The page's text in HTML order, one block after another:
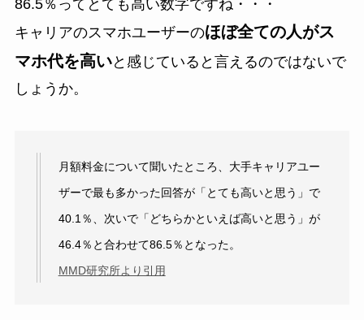
86.5％ってとても高い数字ですね・・・
キャリアのスマホユーザーのほぼ全ての人がス
マホ代を高いと感じていると言えるのではないで
しょうか。
月額料金について聞いたところ、大手キャリアユー
ザーで最も多かった回答が「とても高いと思う」で
40.1％、次いで「どちらかといえば高いと思う」が
46.4％と合わせて86.5％となった。
MMD研究所より引用